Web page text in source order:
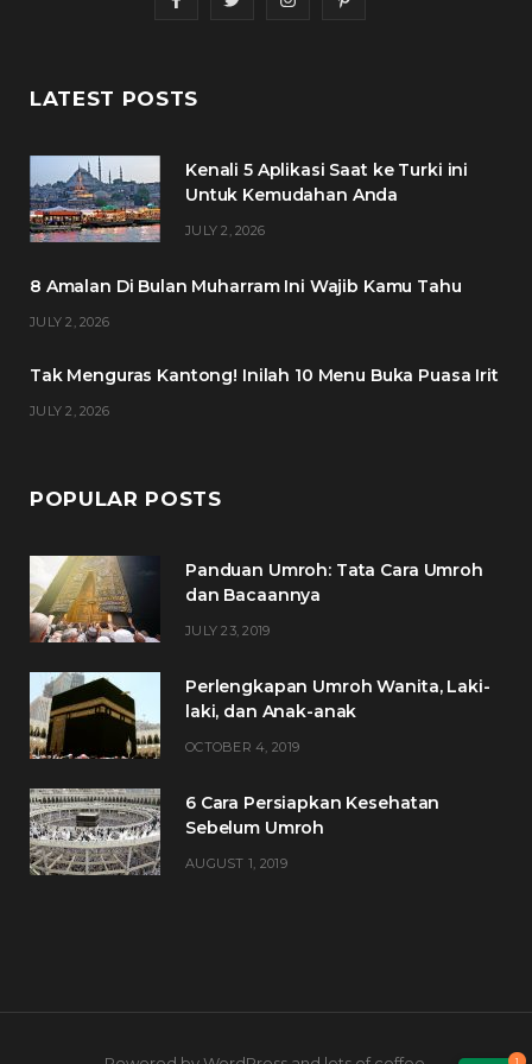
1
c
b
t
a
e
LATEST POSTS
Kenali 5 Aplikasi Saat ke Turki ini
Untuk Kemudahan Anda
JULY 2, 2026
8 Amalan Di Bulan Muharram Ini Wajib Kamu Tahu
JULY 2, 2026
Tak Menguras Kantong! Inilah 10 Menu Buka Puasa Irit
JULY 2, 2026
POPULAR POSTS
Panduan Umroh: Tata Cara Umroh
dan Bacaannya
JULY 23, 2019
Perlengkapan Umroh Wanita, Laki-
laki, dan Anak-anak
OCTOBER 4, 2019
6 Cara Persiapkan Kesehatan
Sebelum Umroh
AUGUST 1, 2019